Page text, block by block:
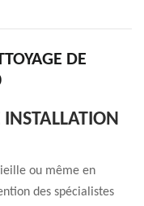
DE
ou même en
des spécialistes